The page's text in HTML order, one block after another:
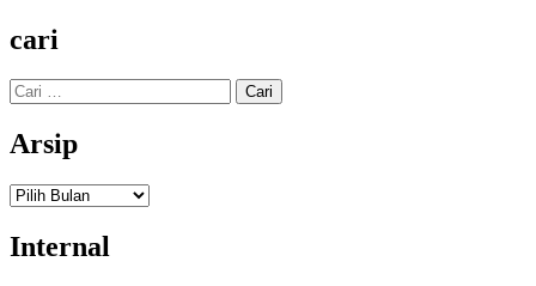
cari
Cari
untuk:
Arsip
Arsip
Internal